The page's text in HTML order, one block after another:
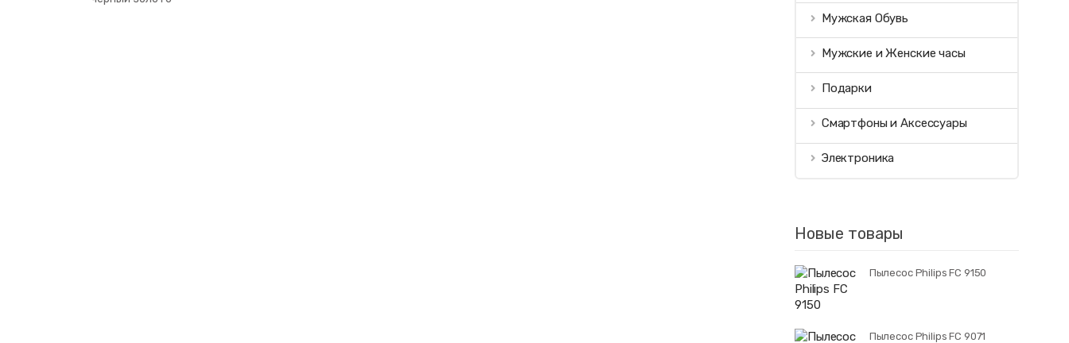
Мужская Обувь
Мужские и Женские часы
Подарки
Смартфоны и Аксессуары
Электроника
Новые товары
Пылесос Philips FC 9150
Пылесос Philips FC 9071